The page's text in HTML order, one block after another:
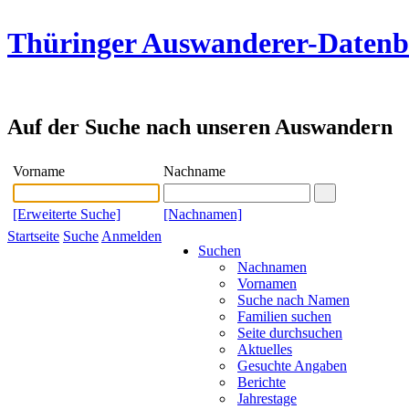
Thüringer Auswanderer-
Auf der Suche nach unseren Auswandern
Vorname Nachname
[Erweiterte Suche]
[Nachnamen]
Startseite Suche Anmelden
Suchen
Nachnamen
Vornamen
Suche nach Namen
Familien suchen
Seite durchsuchen
Aktuelles
Gesuchte Angaben
Berichte
Jahrestage